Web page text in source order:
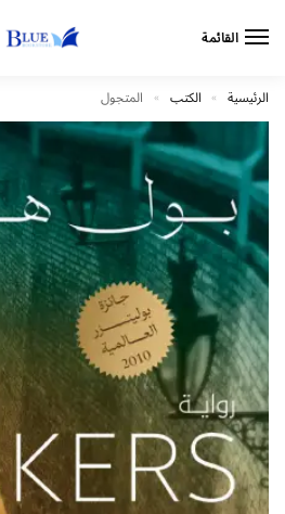
القائمة
الرئيسية » الكتب » المتجول